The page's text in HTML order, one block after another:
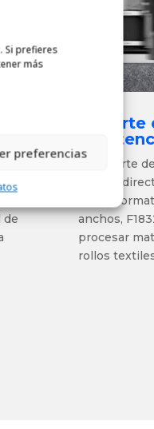
Si prefieres
más
preferencias
de
de
El soporte
avance
en los
anchos,
procesar
rollos